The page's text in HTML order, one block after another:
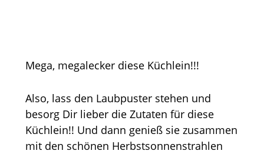
Mega, megalecker diese Küchlein!!!
Also, lass den Laubpuster stehen und
besorg Dir lieber die Zutaten für diese
Küchlein!! Und dann genieß sie zusammen
mit den schönen Herbstsonnenstrahlen